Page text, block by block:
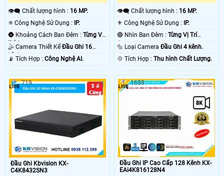
👁️‍🗨 Chất lượng hình : 16 MP.
✳️ Công Nghệ Sử Dụng : IP.
🌚 Khoảng Cách Ban Đêm : Từng Vị
Trí Camera .
🤹 Camera Thiết KếĐầu Ghi 16
kênh.
️📡 Tích Hợp : Công Nghệ AI.
👁️‍🗨 Chất lượng hình : 16 MP.
⚜️ Công Nghệ Sử Dụng : IP.
🔴 Nhìn Ban Đêm :Từng Vị Trí
Camera .
🔩 Loại CameraĐầu Ghi 4 kênh.
️💠 Tích Hợp :Thu hình Chất Lượng.
Đầu Ghi Kbvision KX-
C4K8432SN3
719
Đầu Ghi IP Cao Cấp 128 Kênh KX-
EAi4K816128N4
1659